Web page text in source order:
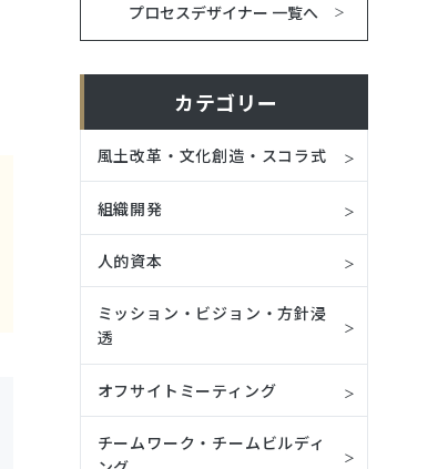
プロセスデザイナー 一覧へ
カテゴリー
風土改革・文化創造・スコラ式
組織開発
人的資本
ミッション・ビジョン・方針浸
透
オフサイトミーティング
チームワーク・チームビルディ